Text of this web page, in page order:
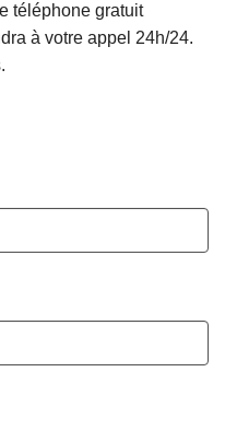
téléphone gratuit
à votre appel 24h/24.